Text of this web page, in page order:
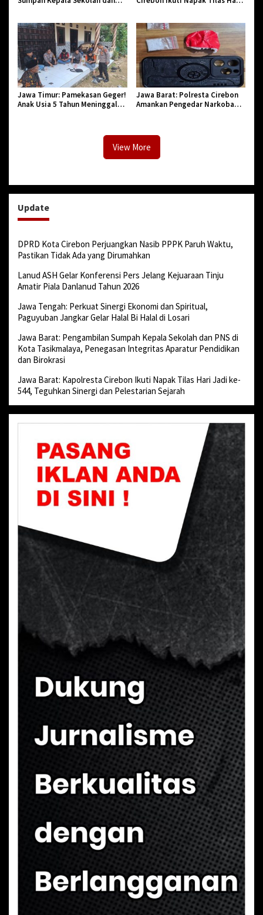
Pendidikan dan Birokrasi
Jawa Timur: Pamekasan Geger!
Anak Usia 5 Tahun Meninggal
Jawa Barat: Polresta Cirebon
Amankan Pengedar Narkoba
View More
Update
DPRD Kota Cirebon Perjuangkan Nasib PPPK Paruh Waktu,
Pastikan Tidak Ada yang Dirumahkan
Lanud ASH Gelar Konferensi Pers Jelang Kejuaraan Tinju
Amatir Piala Danlanud Tahun 2026
Jawa Tengah: Perkuat Sinergi Ekonomi dan Spiritual,
Paguyuban Jangkar Gelar Halal Bi Halal di Losari
Jawa Barat: Pengambilan Sumpah Kepala Sekolah dan PNS di
Kota Tasikmalaya, Penegasan Integritas Aparatur Pendidikan
dan Birokrasi
Jawa Barat: Kapolresta Cirebon Ikuti Napak Tilas Hari Jadi ke-
544, Teguhkan Sinergi dan Pelestarian Sejarah